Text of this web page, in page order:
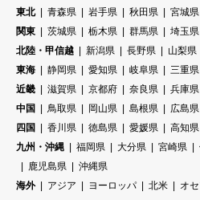
東北
青森県 岩手県 秋田県 宮城県
関東
茨城県 栃木県 群馬県 埼玉県
北陸・甲信越
新潟県 長野県 山梨県
東海
静岡県 愛知県 岐阜県
三重県
近畿
滋賀県 京都府 奈良県 兵庫県
中国
鳥取県 岡山県 島根県 広島県
四国
香川県 徳島県 愛媛県
高知県
九州・沖縄
福岡県 大分県 宮崎県
鹿児島県
沖縄県
海外
アジア ヨーロッパ 北米 オ